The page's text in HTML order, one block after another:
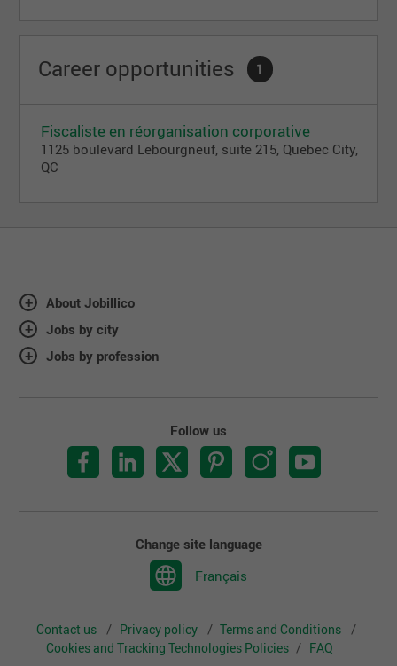
Career opportunities 1
Fiscaliste en réorganisation corporative
1125 boulevard Lebourgneuf, suite 215, Quebec City,
QC
About Jobillico
Jobs by city
Jobs by profession
Follow us
Change site language
Français
Contact us Privacy policy
Terms and Conditions
Cookies and Tracking Technologies Policies
FAQ